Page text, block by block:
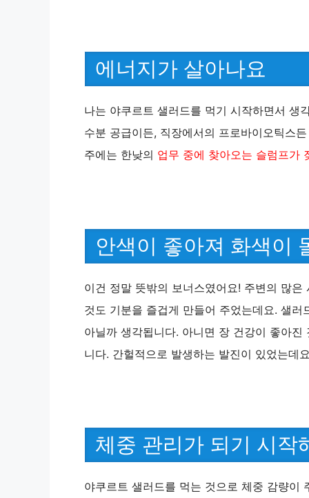
에너지가 살아나요
나는 야쿠르트 샐러드를 먹기 시작하면서 생
수분 공급이든, 직장에서의 프로바이오틱스
주에는 한낮의 업무 중에 찾아오는 슬럼프가
안색이 좋아져 화색이
이건 정말 뜻밖의 보너스였어요! 주변의 많
것도 기분을 즐겁게 만들어 주었는데요. 샐
아닐까 생각됩니다. 아니면 장 건강이 좋아
니다. 간헐적으로 발생하는 발진이 있었는데
체중 관리가 되기 시작
야쿠르트 샐러드를 먹는 것으로 체중 감량이